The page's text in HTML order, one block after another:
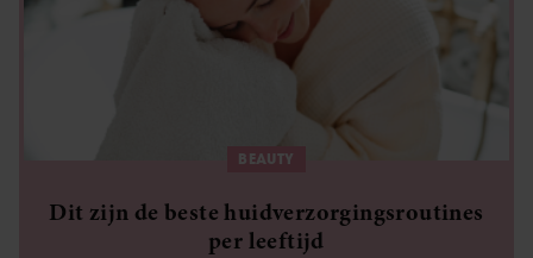
BEAUTY
Dit zijn de beste huidverzorgingsroutines
per leeftijd